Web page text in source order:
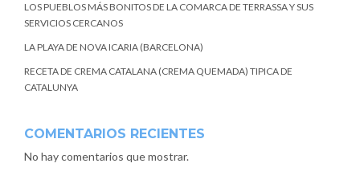
LOS PUEBLOS MÁS BONITOS DE LA COMARCA DE TERRASSA Y SUS
SERVICIOS CERCANOS
LA PLAYA DE NOVA ICARIA (BARCELONA)
RECETA DE CREMA CATALANA (CREMA QUEMADA) TIPICA DE
CATALUNYA
COMENTARIOS RECIENTES
No hay comentarios que mostrar.